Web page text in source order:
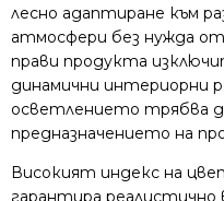
лесно адаптиране към
атмосфери без нужда
прави продукта
динамични интериорни
осветлението трябва
предназначението на
Високият индекс на
гарантира реалистично